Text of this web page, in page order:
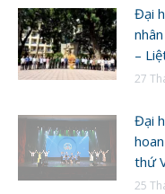
Đại
–
27
Đại
thứ
25